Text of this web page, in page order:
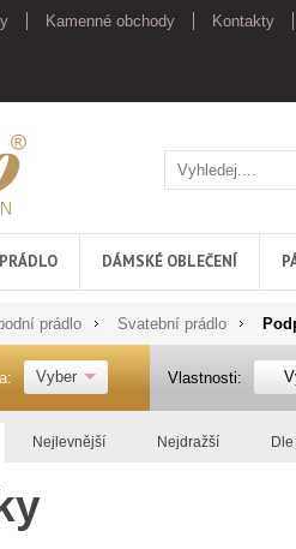
Kamenné obchody
Kontakty
DÁMSKÉ OBLEČENÍ
prádlo Svatební prádlo
Vyber Vlastnosti:
Nejlevnější Nejdražší